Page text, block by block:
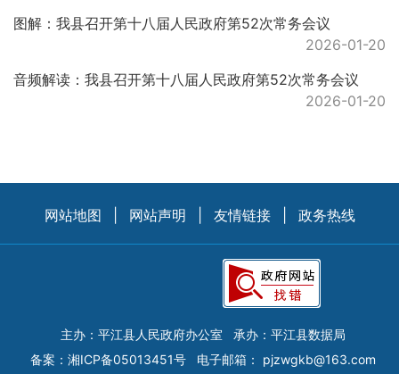
图解：我县召开第十八届人民政府第52次常务会议
2026-01-20
音频解读：我县召开第十八届人民政府第52次常务会议
2026-01-20
网站地图 网站声明 友情链接 政务热线
主办：平江县人民政府办公室
承办：平江县数据局
备案： 湘ICP备05013451号 电子邮箱： pjzwgkb@163.com